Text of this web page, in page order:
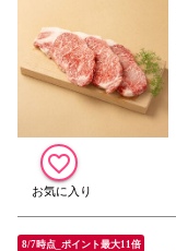
8/7時点_ポイント最大11倍